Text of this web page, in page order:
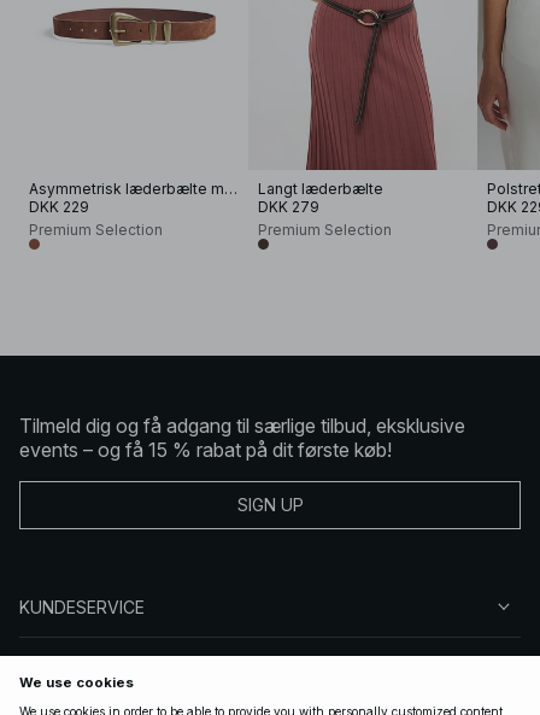
Asymmetrisk læderbælte med firkantet spænde
DKK 229
Premium Selection
Langt læderbælte
DKK 279
Premium Selection
DKK
Tilmeld dig og få adgang til særlige tilbud, eksklusive
events – og få 15 % rabat på dit første køb!
SIGN UP
KUNDESERVICE